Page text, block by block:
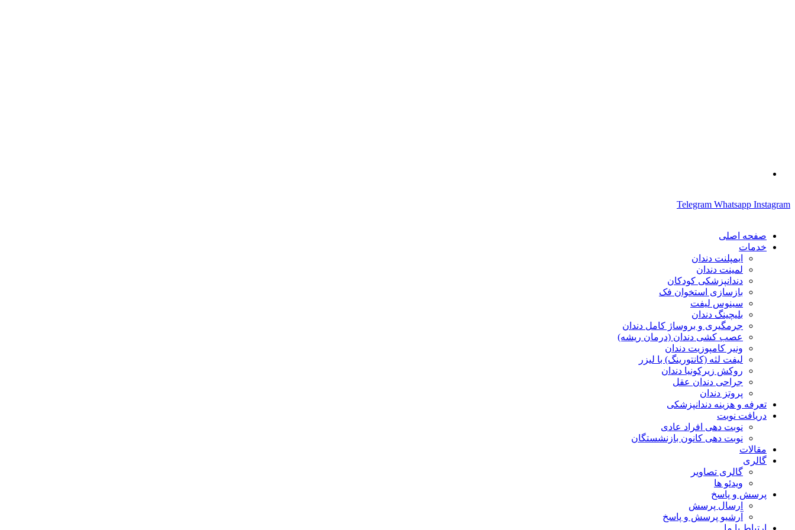
Telegram Whatsapp Instagram
صفحه اصلی
خدمات
ایمپلنت دندان
لمینت دندان
دندانپزشکی کودکان
بازسازی استخوان فک
سینوس لیفت
بلیچینگ دندان
جرمگیری و بروساژ کامل دندان
عصب کشی دندان (درمان ریشه)
ونیر کامپوزیت دندان
لیفت لثه (کانتورینگ) با لیزر
روکش زیرکونیا دندان
جراحی دندان عقل
پروتز دندان
تعرفه و هزینه دندانپزشکی
دریافت نوبت
نوبت دهی افراد عادی
نوبت دهی کانون بازنشستگان
مقالات
گالری
گالری تصاویر
ویدئو ها
پرسش و پاسخ
ارسال پرسش
آرشیو پرسش و پاسخ
ارتباط با ما